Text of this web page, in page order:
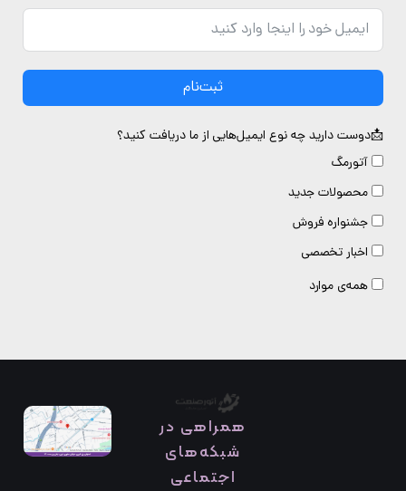
ثبت‌نام
دارید چه نوع ایمیل‌هایی از ما دریافت کنید؟
آتورمگ
محصولات جدید
جشنواره فروش
اخبار تخصصی
همه‌ی موارد
همراهی در
شبکه‌های
اجتماعی